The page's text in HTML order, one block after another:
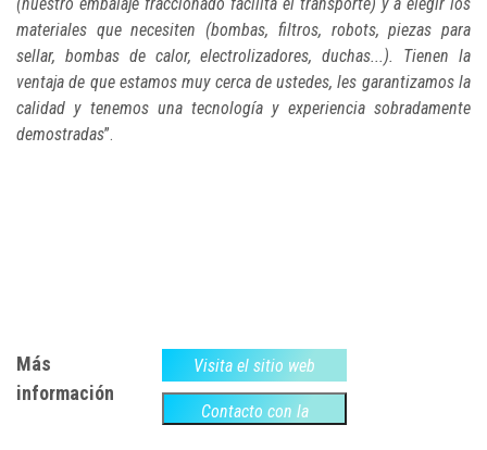
materiales que necesiten (bombas, filtros, robots, piezas para
sellar, bombas de calor, electrolizadores, duchas...). Tienen la
ventaja de que estamos muy cerca de ustedes, les garantizamos la
calidad y tenemos una tecnología y experiencia sobradamente
demostradas”.
Más
información
Visita el sitio web
Contacto con la